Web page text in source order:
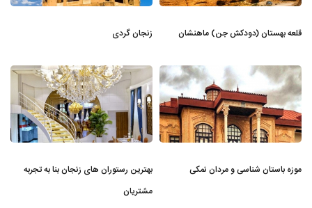
قلعه بهستان (دودکش جن) ماهنشان زنجان گردی
موزه باستان شناسی و مردان نمکی
بهترین رستوران های زنجان بنا به تجربه
مشتریان